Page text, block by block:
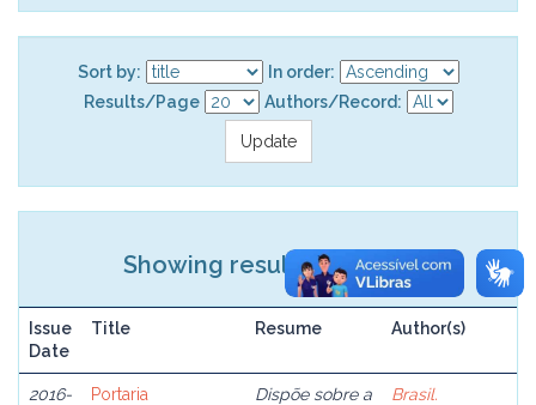
Sort by:
In order:
Results/Page
Authors/Record:
Showing results 1 to 1 of 1
Issue
Date
Title Resume Author(s)
2016-
Portaria
Dispõe sobre a
Brasil.